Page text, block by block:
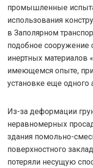
промышленные
использования
в Заполярном
подобное сооружение
инертных материалов
имеющемся опыте,
установке еще одного
Из-за деформации
неравномерных
здания помольно-
поверхностного
потеряли несущую